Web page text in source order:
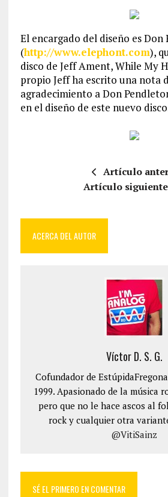
El encargado del diseño es Don
(http://www.elephont.com),
disco de Jeff Ament, While My
propio Jeff ha escrito una nota
agradecimiento a Don
en el diseño de este nuevo
Artículo
Artículo siguiente
ACERCA DEL AUTOR
Víctor D. S. G.
Cofundador de
1999. Apasionado de la música
pero que no le hace ascos al
rock y cualquier otra
@VitiSainz
SÉ EL PRIMERO EN COMENTAR